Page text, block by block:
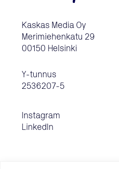
Kaskas Media Oy
Merimiehenkatu 29
00150 Helsinki
Y-tunnus
2536207-5
Instagram
LinkedIn